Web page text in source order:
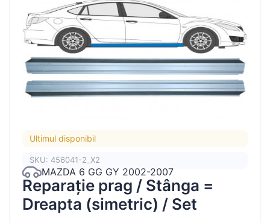
Ultimul disponibil
SKU: 456041-2_X2
MAZDA 6 GG GY 2002-2007
Reparație prag / Stânga =
Dreapta (simetric) / Set